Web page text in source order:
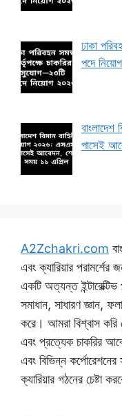
ঢাকা
পদে
পাসেই
A2Zchakri.com
এবং ক্যারিয়ার
একটি অত্যন্ত ইন্টারেক্টিভ
সমাধান, সাধারণ জ্ঞান,
করে। আমরা বিশ্বাস করি
এবং প্রত্যেক চাকরির
এবং বিভিন্ন
ক্যারিয়ার গঠনের চেষ্টা